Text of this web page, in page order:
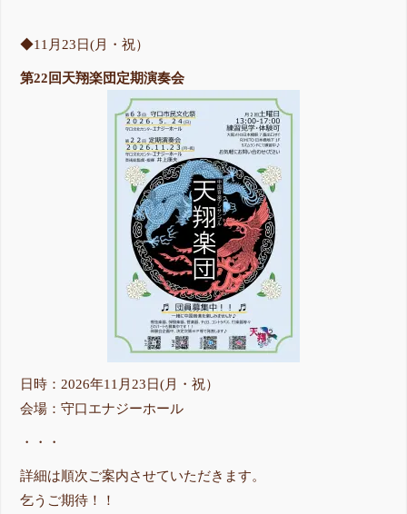
◆11月23日(月・祝）
第22回天翔楽団定期演奏会
日時：2026年11月23日(月・祝）
会場：守口エナジーホール
・・・
詳細は順次ご案内させていただきます。
乞うご期待！！